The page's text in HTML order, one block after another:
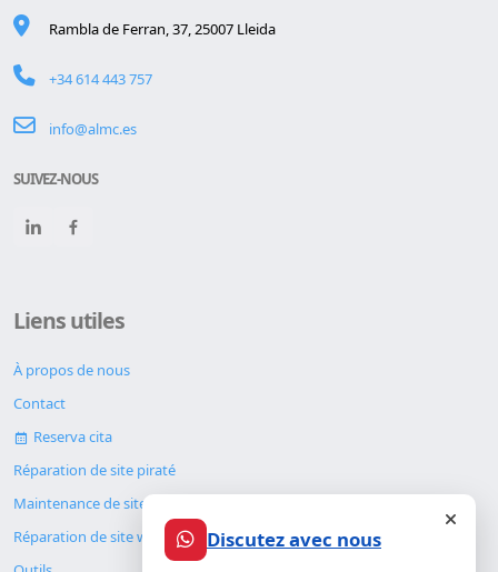
Rambla de Ferran, 37, 25007 Lleida
+34 614 443 757
info@almc.es
SUIVEZ-NOUS
Liens utiles
À propos de nous
Contact
Reserva cita
Réparation de site piraté
Maintenance de site web
Réparation de site web
Discutez avec nous